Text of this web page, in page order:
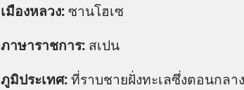
เมือง​หลวง:ซานโฮเซ
ภาษา​ราชการ: สเปน
ภูมิ​ประเทศ:ที่​ราบ​ชายฝั่ง​ทะเล​ซึ่ง​ตอน​กลา